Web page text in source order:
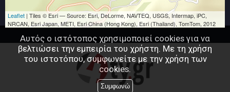
Leaflet | Tiles © Esri — Source: Esri, DeLorme, NAVTEQ, USGS, Intermap, iPC,
NRCAN, Esri Japan, METI, Esri China (Hong Kong), Esri (Thailand), TomTom, 2012
Αυτός ο ιστότοπος χρησιμοποιεί cookies για να
βελτιώσει την εμπειρία του χρήστη. Με τη χρήση
του ιστοτόπου, συμφωνείτε με την χρήση των
cookies.
Συμφωνώ